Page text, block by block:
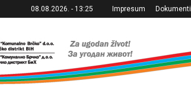
08.08.2026. - 13:25 Impresum Dokumenti